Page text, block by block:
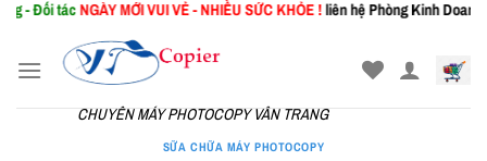
Skip
content
NGÀY MỚIVUI VẺ - NHIỀU SỨC KHỎE !liên hệ Phòng Kinh Doanh:
CHUYÊN MÁY PHOTOCOPY VÂN TRANG
SỮA CHỮA MÁY PHOTOCOPY